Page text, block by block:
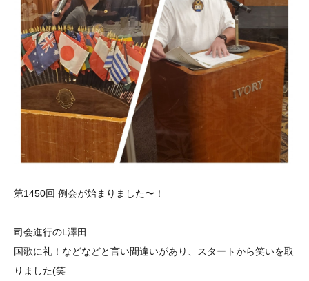
第1450回 例会が始まりました〜！
司会進行のL澤田
国歌に礼！などなどと言い間違いがあり、スタートから笑いを取
りました(笑